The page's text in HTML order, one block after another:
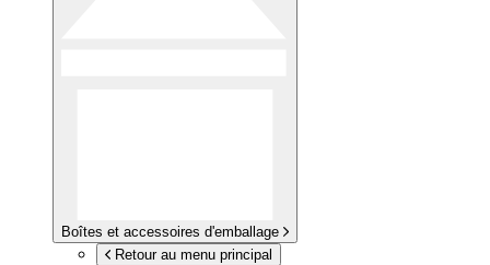
Boîtes et accessoires d'emballage
Retour au menu principal